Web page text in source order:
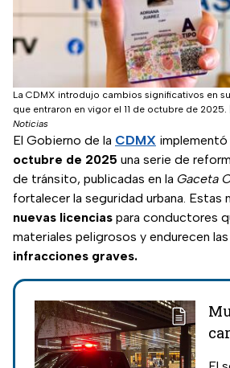
La CDMX introdujo cambios significativos en
que entraron en vigor el 11 de octubre de 2025.
Noticias
El Gobierno de la CDMX
octubre de 2025 una serie de
de tránsito, publicadas en la Gaceta
fortalecer la seguridad urbana. Estas
nuevas licencias para conductores
materiales peligrosos y endurecen
infracciones graves.